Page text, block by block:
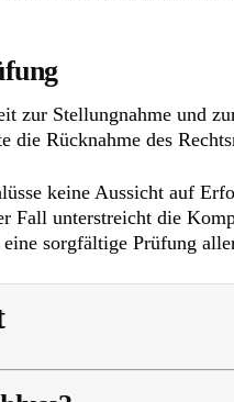
Stellungnahme und
die Rücknahme des
keine Aussicht auf
Fall unterstreicht die
sorgfältige Prüfung